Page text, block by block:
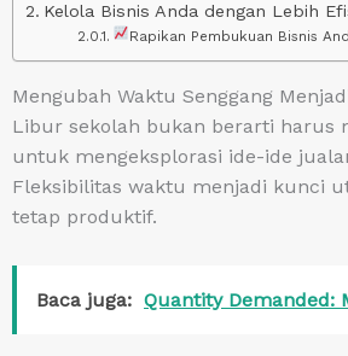
Kelola Bisnis Anda dengan Lebih
Rapikan Pembukuan Bisnis
Mengubah Waktu Senggang
Libur sekolah bukan berarti harus
untuk mengeksplorasi ide-ide
Fleksibilitas waktu menjadi kunci
tetap produktif.
Baca juga: Quantity Demanded: